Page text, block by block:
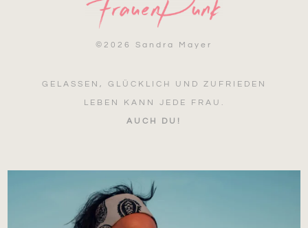
© 2026 Sandra Mayer
GELASSEN, GLÜCKLICH UND ZUFRIEDEN
LEBEN KANN JEDE FRAU.
AUCH DU!